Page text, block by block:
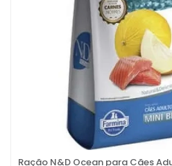
Ração N&D Ocean para Cães